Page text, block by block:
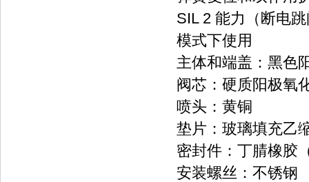
SIL 2 能力（断电
模式下使用
主体和端盖：黑色
阀芯：硬质阳极氧
喷头：黄铜
垫片：玻璃填充乙
密封件：丁腈橡胶
安装螺丝：不锈钢